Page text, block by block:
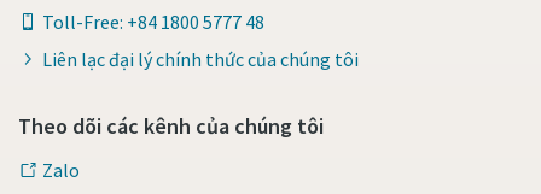
Toll-Free: +84 1800 5777 48
Liên lạc đại lý chính thức của chúng tôi
Theo dõi các kênh của chúng tôi
Zalo